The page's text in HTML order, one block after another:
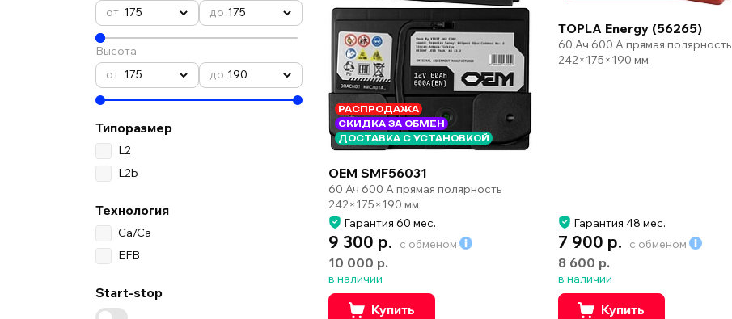
175
175
Высота
175
190
Типоразмер
L2
L2b
Технология
Ca/Ca
EFB
Start-stop
РАСПРОДАЖА
СКИДКА ЗА ОБМЕН
ДОСТАВКА С УСТАНОВКОЙ
OEM SMF56031
60 Ач 600 А прямая полярность
242×175×190 мм
Гарантия 60 мес.
9 300 р. с обменом
10 000 р.
в наличии
Купить
TOPLA Energy (56265)
60 Ач 600 А прямая полярность
242×175×190 мм
Гарантия 48 мес.
7 900 р. с обменом
8 600 р.
в наличии
Купить